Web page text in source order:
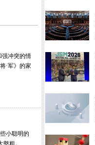
冲突的情
·军》的家
小聪明的
粗。